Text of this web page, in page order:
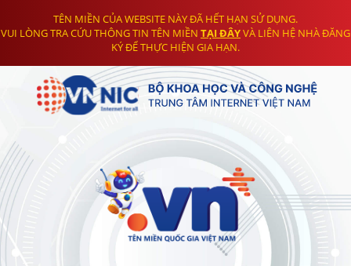
TÊN MIỀN CỦA WEBSITE NÀY ĐÃ HẾT HẠN SỬ DỤNG.
VUI LÒNG TRA CỨU THÔNG TIN TÊN MIỀN TẠI ĐÂYVÀ LIÊN HỆ NHÀ ĐĂNG
KÝ ĐỂ THỰC HIỆN GIA HẠN.